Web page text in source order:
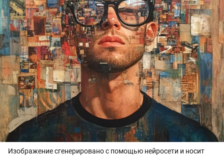
Изображение сгенерировано с помощью нейросети и носит